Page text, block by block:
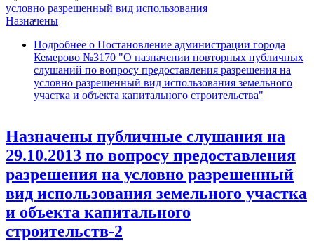
условно разрешенный вид использования
Назначены
Подробнее о Постановление администрации города
Кемерово №3170 "О назначении повторных публичных
слушаний по вопросу предоставления разрешения на
условно разрешенный вид использования земельного
участка и объекта капитального строительства"
Назначены публичные слушания на
29.10.2013 по вопросу предоставления
разрешения на условно разрешенный
вид использования земельного участка
и объекта капитального
строительств-2